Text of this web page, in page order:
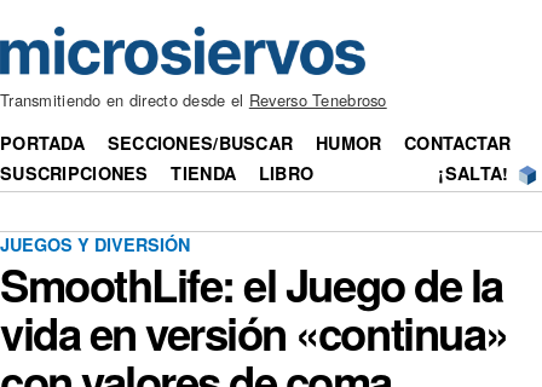
Transmitiendo en directo desde el Reverso Tenebroso
PORTADA SECCIONES/BUSCAR HUMOR
CONTACTAR
SUSCRIPCIONES
TIENDA LIBRO ¡SALTA!
JUEGOS Y DIVERSIÓN
SmoothLife: el Juego de la
vida en versión «continua»